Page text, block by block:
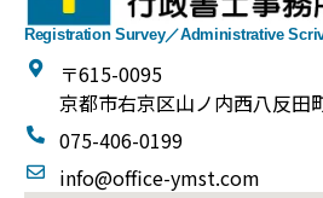
Registration Survey／Administrative
〒615-0095
京都市右京区山ノ内西八反田
075-406-0199
moc.tsmy-eciffo
@ofni